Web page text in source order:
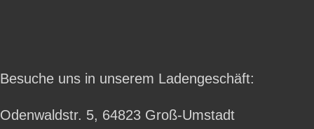
Besuche uns in unserem Ladengeschäft:
Odenwaldstr. 5, 64823 Groß-Umstadt